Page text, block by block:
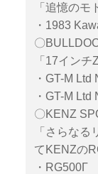
「追憶のモ
・1983
〇
「17インチ
・GT-M
・GT-M
〇KENZ
「さらな
てKENZの
・RG500Γ